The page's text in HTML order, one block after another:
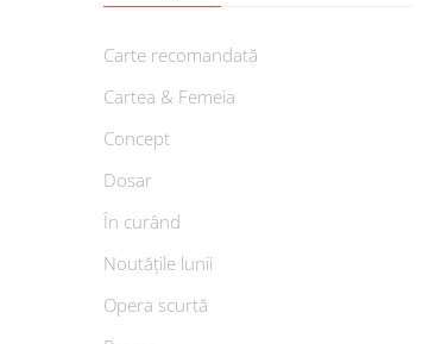
Carte recomandată
Cartea & Femeia
Concept
Dosar
În curând
Noutățile lunii
Opera scurtă